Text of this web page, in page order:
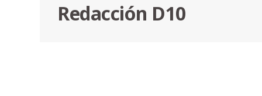
Redacción D10